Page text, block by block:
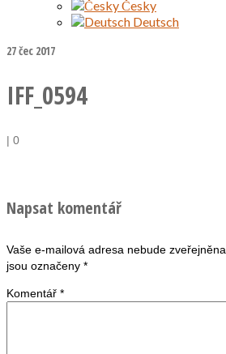
Česky
Deutsch
27čec 2017
IFF_0594
| 0
Napsat komentář
Vaše e-mailová adresa nebude zveřejněna.
jsou označeny *
Komentář *